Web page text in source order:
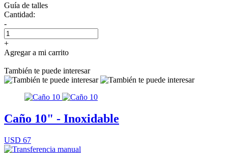
Guía de talles
Cantidad:
-
+
Agregar a mi carrito
También te puede interesar
Caño 10" - Inoxidable
USD 67